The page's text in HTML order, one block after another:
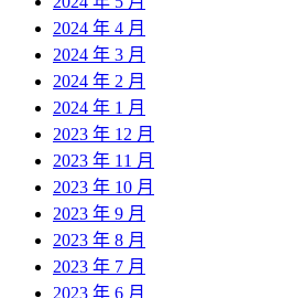
2024 年 4 月
2024 年 3 月
2024 年 2 月
2024 年 1 月
2023 年 12 月
2023 年 11 月
2023 年 10 月
2023 年 9 月
2023 年 8 月
2023 年 7 月
2023 年 6 月